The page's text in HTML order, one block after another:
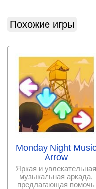
Похожие игры
Monday Night Music
Arrow
Яркая и увлекательная
музыкальная аркада,
предлагающая помочь